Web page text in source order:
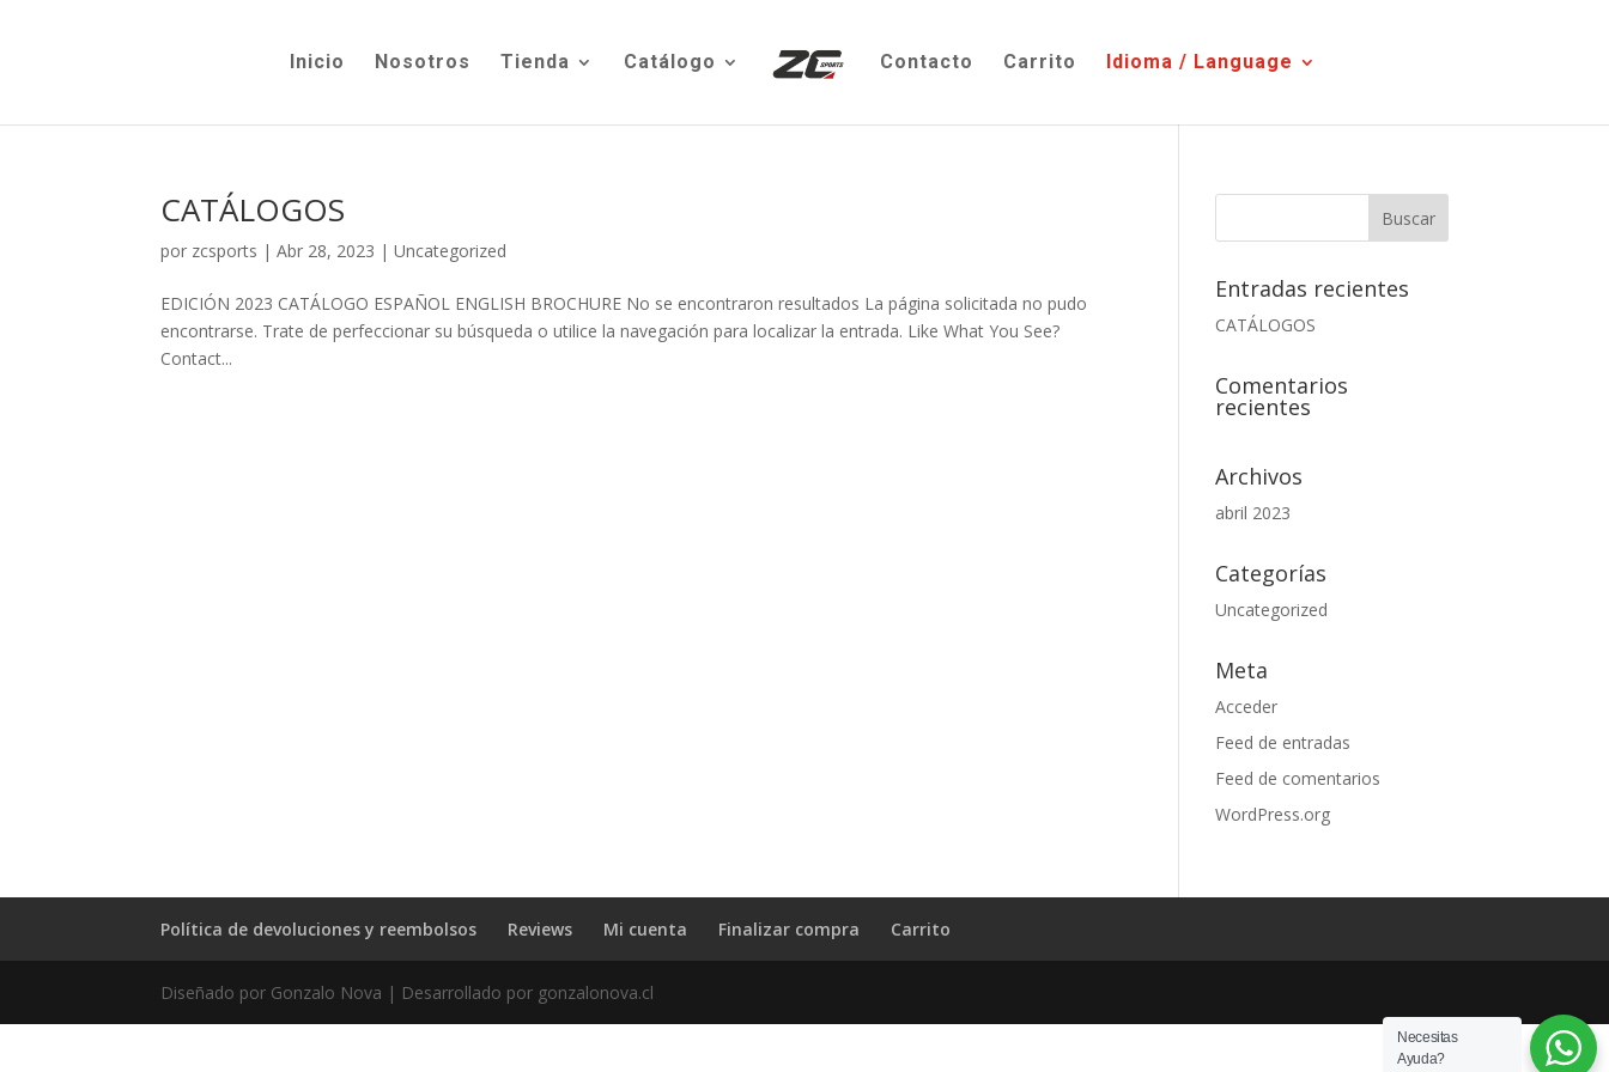
Inicio Nosotros Tienda Catálogo Contacto Carrito Idioma / Language
CATÁLOGOS
por zcsports |Abr 28, 2023 |Uncategorized
EDICIÓN 2023 CATÁLOGO ESPAÑOL ENGLISH BROCHURE No se encontraron resultados La página solicitada no pudo
encontrarse. Trate de perfeccionar su búsqueda o utilice la navegación para localizar la entrada. Like What You See?
Contact...
Entradas recientes
CATÁLOGOS
Comentarios
recientes
Archivos
abril 2023
Categorías
Uncategorized
Meta
Acceder
Feed de entradas
Feed de comentarios
WordPress.org
Política de devoluciones y reembolsos Reviews Mi cuenta Finalizar compra Carrito
Diseñado por Gonzalo Nova | Desarrollado por gonzalonova.cl
Necesitas
Ayuda?